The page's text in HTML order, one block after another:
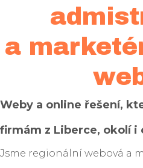
a
Weby a online řešení,
firmám z Liberce, okolí i
Jsme regionální webová a